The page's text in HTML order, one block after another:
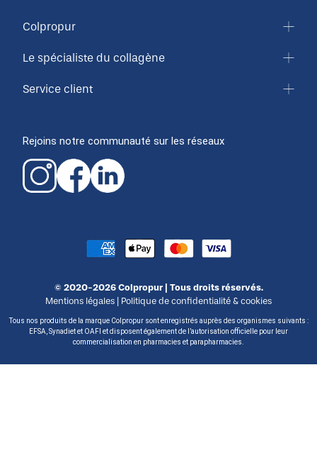
Colpropur
Le spécialiste du collagène
Service client
Rejoins notre communauté sur les réseaux
© 2020-2026 Colpropur | Tous droits réservés.
Mentions légales
Politique de confidentialité & cookies
Tous nos produits de la marque Colpropur sont enregistrés auprès des organismes suivants :
EFSA, Synadiet et OAFI et disposent également de l’autorisation officielle pour leur
commercialisation en pharmacies et parapharmacies.